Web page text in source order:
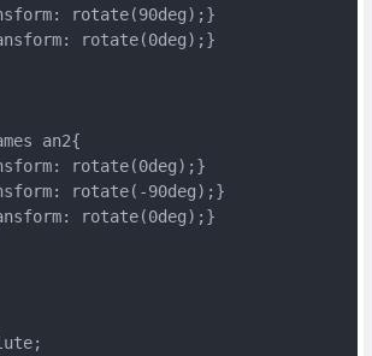
rotate(90deg);}
rotate(0deg);}
an2{
rotate(0deg);}
rotate(-90deg);}
rotate(0deg);}